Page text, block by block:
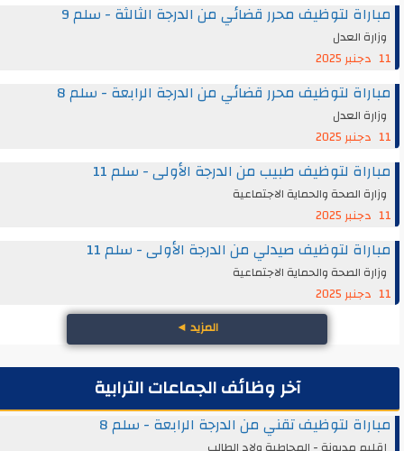
مباراة لتوظيف محرر قضائي من الدرجة الثالثة - سلم 9
وزارة العدل
11 دجنبر 2025
مباراة لتوظيف محرر قضائي من الدرجة الرابعة - سلم 8
وزارة العدل
11 دجنبر 2025
مباراة لتوظيف طبيب من الدرجة الأولى - سلم 11
وزارة الصحة والحماية الاجتماعية
11 دجنبر 2025
مباراة لتوظيف صيدلي من الدرجة الأولى - سلم 11
وزارة الصحة والحماية الاجتماعية
11 دجنبر 2025
المزيد◄
آخر وظائف الجماعات الترابية
مباراة لتوظيف تقني من الدرجة الرابعة - سلم 8